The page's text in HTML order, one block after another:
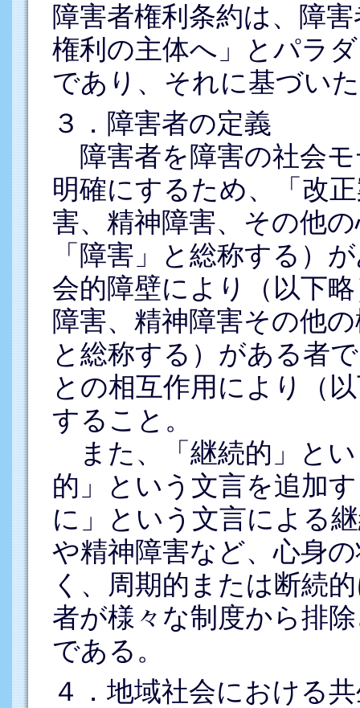
障害者権利条約は、障
権利の主体へ」とパラ
であり、それに基づい
３．障害者の定義
障害者を障害の社会
明確にするため、「改
害、精神障害、その他
「障害」と総称する）
会的障壁により（以下
障害、精神障害その他
と総称する）がある者
との相互作用により（
すること。
また、「継続的」と
的」という文言を追加
に」という文言による
や精神障害など、心身
く、周期的または断続
者が様々な制度から排
である。
４．地域社会における